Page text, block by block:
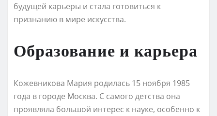
будущей карьеры и стала готовиться к
признанию в мире искусства.
Образование и карьера
Кожевникова Мария родилась 15 ноября 1985
года в городе Москва. С самого детства она
проявляла большой интерес к науке, особенно к